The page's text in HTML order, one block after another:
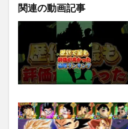
関連の動画記事